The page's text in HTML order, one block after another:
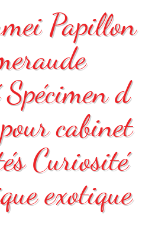
Papillon
d
cabinet
Curiosité
exotique